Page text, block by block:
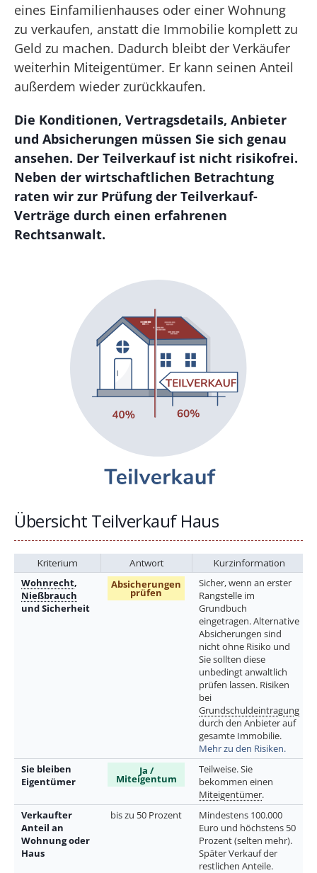
eines Einfamilienhauses oder einer Wohnung
zu verkaufen, anstatt die Immobilie komplett zu
Geld zu machen. Dadurch bleibt der Verkäufer
weiterhin Miteigentümer. Er kann seinen Anteil
außerdem wieder zurückkaufen.
Die Konditionen, Vertragsdetails, Anbieter
und Absicherungen müssen Sie sich genau
ansehen. Der Teilverkauf ist nicht risikofrei.
Neben der wirtschaftlichen Betrachtung
raten wir zur Prüfung der Teilverkauf-
Verträge durch einen erfahrenen
Rechtsanwalt.
Übersicht Teilverkauf Haus
Kriterium Antwort
Kurzinformation
Wohnrecht,
Nießbrauch
und Sicherheit
Absicherungen
prüfen
Sicher, wenn an erster
Rangstelle im
Grundbuch
eingetragen. Alternative
Absicherungen sind
nicht ohne Risiko und
Sie sollten diese
unbedingt anwaltlich
prüfen lassen. Risiken
bei
Grundschuldeintragung
durch den Anbieter auf
gesamte Immobilie.
Mehr zu den Risiken.
Sie bleiben
Eigentümer
Ja /
Miteigentum
Teilweise. Sie
bekommen einen
Miteigentümer.
Verkaufter
Anteil an
Wohnung oder
Haus
bis zu 50 Prozent
Mindestens 100.000
Euro und höchstens 50
Prozent (selten mehr).
Später Verkauf der
restlichen Anteile.